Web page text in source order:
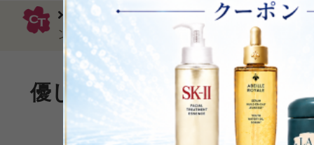
モルトンブラウン 洗い流すタイプ
ンディショナー（IC コンディショナー）
優しいフローラル・オリエ